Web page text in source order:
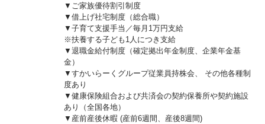
▼ご家族優待割引制度
▼借上げ社宅制度（総合職）
▼子育て支援手当／毎月1万円支給
※扶養する子ども1人につき支給
▼退職金給付制度（確定拠出年金制度、企業年金基
金）
▼すかいらーくグループ従業員持株会、 その他各種制
度あり
▼健康保険組合および共済会の契約保養所や契約施設
あり（全国各地）
▼産前産後休暇 (産前6週間、産後8週間)